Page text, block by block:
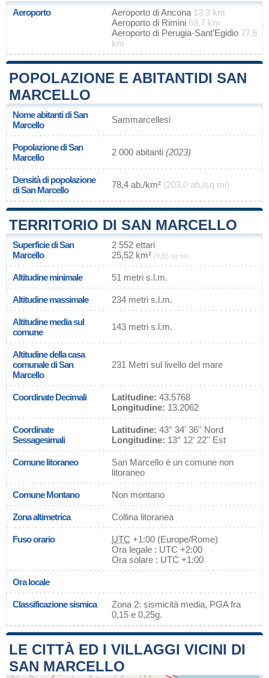
Aeroporto Aeroporto di Ancona 13.3 km
Aeroporto di Rimini 68.7 km
Aeroporto di Perugia-Sant'Egidio 77.6
km
POPOLAZIONE E ABITANTIDI SAN
MARCELLO
Nome abitanti di San
Marcello
Sammarcellesi
Popolazione di San
Marcello
2 000 abitanti (2023)
Densità di popolazione
di San Marcello
78,4 ab./km² (203,0 ab./sq mi)
TERRITORIO DI SAN MARCELLO
Superficie di San
Marcello
2 552 ettari
25,52 km² (9,85 sq mi)
Altitudine minimale 51 metri s.l.m.
Altitudine massimale 234 metri s.l.m.
Altitudine media sul
comune
143 metri s.l.m.
Altitudine della casa
comunale di San
Marcello
231 Metri sul livello del mare
Coordinate Decimali Latitudine: 43.5768
Longitudine: 13.2062
Coordinate
Sessagesimali
Latitudine: 43° 34' 36'' Nord
Longitudine: 13° 12' 22'' Est
Comune litoraneo
San Marcello è un comune non
litoraneo
Comune Montano Non montano
Zona altimetrica Collina litoranea
Fuso orario UTC +1:00 (Europe/Rome)
Ora legale : UTC +2:00
Ora solare : UTC +1:00
Ora locale
Classificazione sismica
Zona 2: sismicità media, PGA fra
0,15 e 0,25g.
LE CITTÀ ED I VILLAGGI VICINI DI
SAN MARCELLO